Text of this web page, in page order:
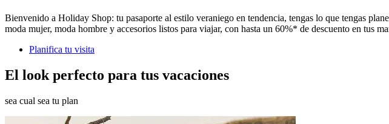
Bienvenido a Holiday Shop: tu pasaporte al estilo veraniego en tendencia, tengas lo que tengas
moda mujer, moda hombre y accesorios listos para viajar, con hasta un 60%* de descuento en
Planifica tu visita
El look perfecto para tus vacaciones
sea cual sea tu plan